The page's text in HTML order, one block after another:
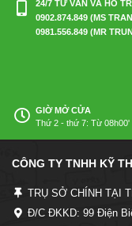
24/7 TƯ VẤN VÀ HỖ
0902.874.849 (MS
0981.556.849 (MR
GIỜ MỞ CỬA
Thứ 2 - thứ 7: Từ 08h00'
CÔNG TY TNHH KỸ
TRỤ SỞ CHÍNH TẠI
Đ/C ĐKKD: 99 Điện